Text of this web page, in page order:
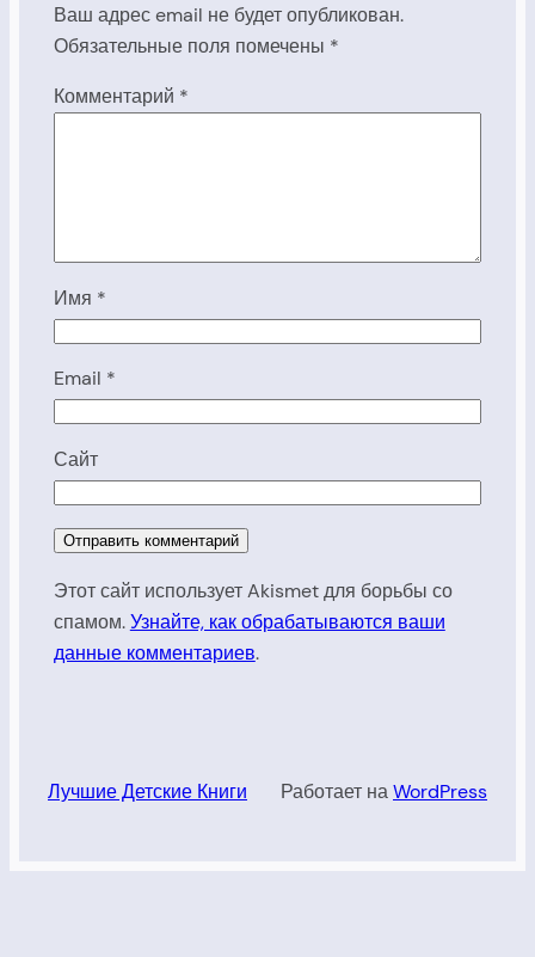
Ваш адрес email не будет опубликован.
Обязательные поля помечены *
Комментарий *
Имя *
Email *
Сайт
Этот сайт использует Akismet для борьбы со
спамом.Узнайте, как обрабатываются ваши
данные комментариев.
Лучшие Детские Книги Работает наWordPress